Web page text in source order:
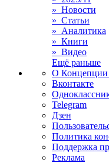
» Новости
» Статьи
» Аналитика
» Книги
» Видео
Ещё раньше
О Концепции
Вконтакте
Telegram
Дзен
Политика
Поддержка
Реклама